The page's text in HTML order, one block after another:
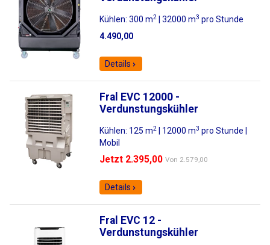
Kühlen: 300 m2 | 32000 m3 pro Stunde
4.490,00
Details
Fral EVC 12000 -
Verdunstungskühler
Kühlen: 125 m2 | 12000 m3 pro Stunde |
Mobil
Jetzt 2.395,00 Von 2.579,00
Details
Fral EVC 12 -
Verdunstungskühler